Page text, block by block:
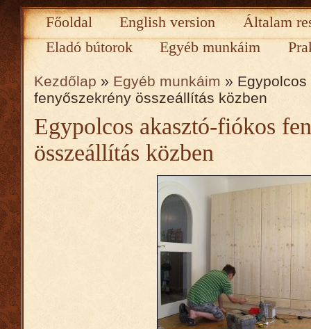
Főoldal English version
Általam
Eladó bútorok
Egyéb munkáim
Kezdőlap » Egyéb munkáim »
fenyőszekrény összeállítás közben
Egypolcos akasztó-fiókos
összeállítás közben